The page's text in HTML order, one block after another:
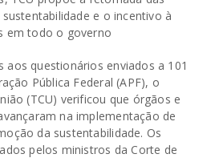
e o incentivo à
em todo o governo
aos questionários enviados a 101
Pública Federal (APF), o
(TCU) verificou que órgãos e
na implementação de
da sustentabilidade. Os
pelos ministros da Corte de